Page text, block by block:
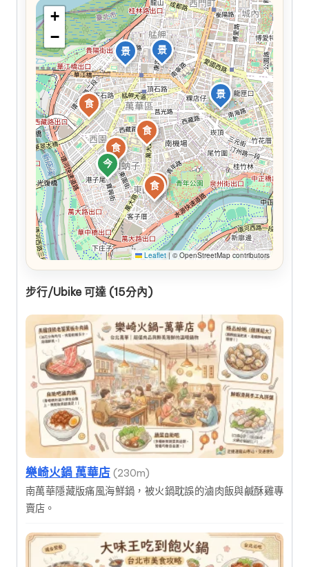
今
景
食
景
食
食
食
景
食
+
−
Leaflet | © OpenStreetMap contributors
步行/Ubike 可達 (15分內)
樂崎火鍋 萬華店 (230m)
南萬華隱藏版痛風海鮮鍋，被火鍋耽誤的滷肉飯與鹹酥雞專
賣店。